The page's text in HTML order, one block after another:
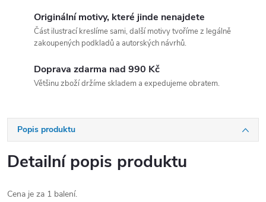
Originální motivy, které jinde nenajdete
Část ilustrací kreslíme sami, další motivy tvoříme z legálně
zakoupených podkladů a autorských návrhů.
Doprava zdarma nad 990 Kč
Většinu zboží držíme skladem a expedujeme obratem.
Popis produktu
Detailní popis produktu
Cena je za 1 balení.